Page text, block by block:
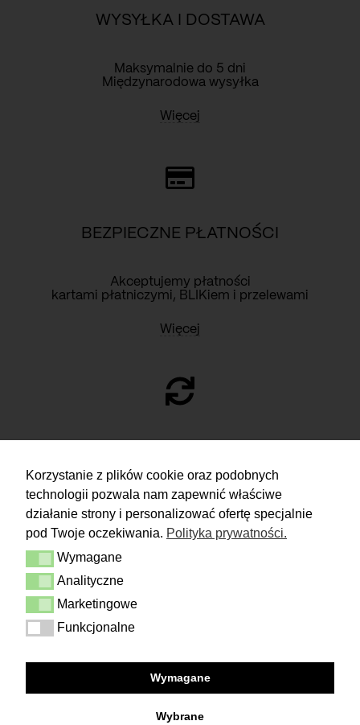
Korzystanie z plików cookie oraz podobnych
technologii pozwala nam zapewnić właściwe
działanie strony i personalizować ofertę specjalnie
pod Twoje oczekiwania. Polityka prywatności.
Wymagane
Wymagane
Analityczne
Analityczne
Marketingowe
Marketingowe
Funkcjonalne
Funkcjonalne
Wymagane
Wybrane
WYSYŁKA I DOSTAWA
Maksymalnie do 5 dni
Międzynarodowa wysyłka
Więcej
BEZPIECZNE PŁATNOŚCI
Akceptujemy płatności
kartami płatniczymi, BLIKiem i przelewami
Więcej
Masz 14 dni na podjęcie
decyzji i spokojne rozważenie zakupu.
Więcej
Dostawa i zwrot
Kontakt
Regulamin
Polityka prywatności